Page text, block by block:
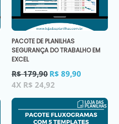
PACOTE DE PLANILHAS
SEGURANÇA DO TRABALHO EM
EXCEL
Preço
normal
R$ 179,90 R$ 89,90
4X R$ 24,92